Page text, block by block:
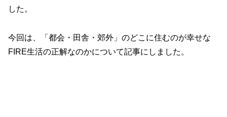
した。
今回は、「都会・田舎・郊外」のどこに住むのが幸せな
FIRE生活の正解なのかについて記事にしました。